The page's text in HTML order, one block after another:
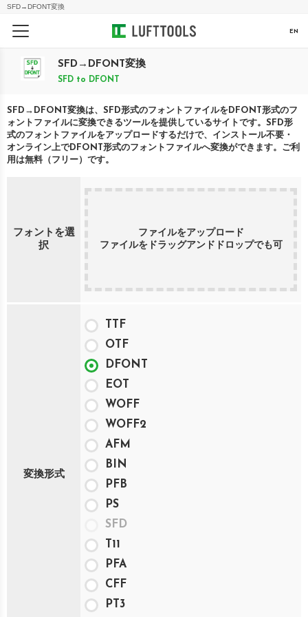
SFD→DFONT変換
EN
SFD → DFONT 変換
SFD to DFONT
SFD → DFONT変換は、 SFD形式のフォントファイルをDFONT形式のフ
ォントファイルに変換できるツールを提供しているサイトです。 SFD形
式のフォントファイルをアップロードするだけで、インストール不要・
オンライン上でDFONT形式のフォントファイルへ変換ができます。ご利
用は無料（フリー）です。
フォントを選
択
ファイルをアップロード
ファイルをドラッグアンドドロップでも可
変換形式
TTF
OTF
DFONT
EOT
WOFF
WOFF2
AFM
BIN
PFB
PS
SFD
T11
PFA
CFF
PT3